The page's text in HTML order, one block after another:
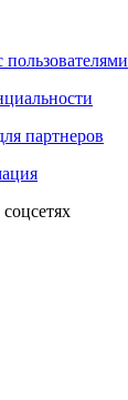
партнеров